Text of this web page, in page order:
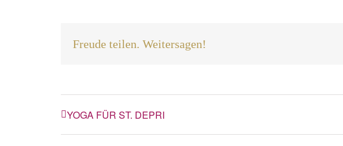
Freude teilen. Weitersagen!
YOGA FÜR ST. DEPRI